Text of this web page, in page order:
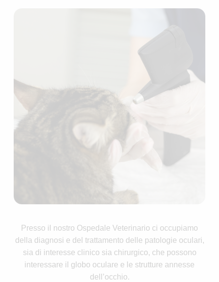
Presso il nostro Ospedale Veterinario ci occupiamo
della diagnosi e del trattamento delle patologie oculari,
sia di interesse clinico sia chirurgico, che possono
interessare il globo oculare e le strutture annesse
dell’occhio.